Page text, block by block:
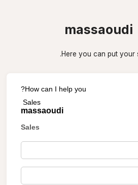
Here you can put
How can I help you?
Sales
massaoudi
Sales